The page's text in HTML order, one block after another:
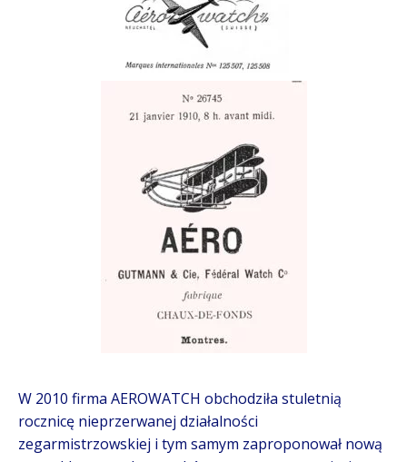
W 2010 firma AEROWATCH obchodziła stuletnią
rocznicę nieprzerwanej działalności
zegarmistrzowskiej i tym samym zaproponował nową